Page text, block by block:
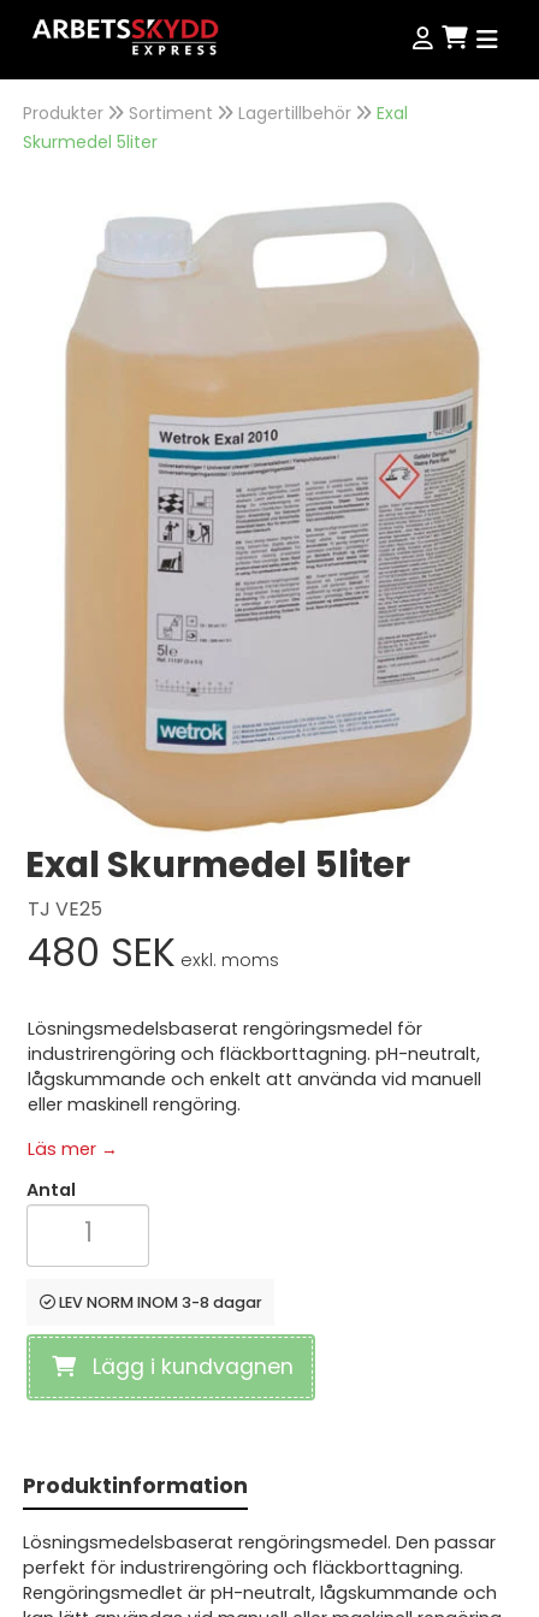
Produkter
Kampanjer
NordWear
Se alla produkter
Produkter
Guider
Storleksguide
Jobba hos oss
Produkter Sortiment Lagertillbehör
Exal
Skurmedel 5liter
Exal Skurmedel 5liter
TJ VE25
480 SEK exkl. moms
Lösningsmedelsbaserat rengöringsmedel för
industrirengöring och fläckborttagning. pH-neutralt,
lågskummande och enkelt att använda vid manuell
eller maskinell rengöring.
Läs mer →
Antal
LEV NORM INOM 3-8 dagar
Lägg i kundvagnen
Produktinformation
Lösningsmedelsbaserat rengöringsmedel. Den passar
perfekt för industrirengöring och fläckborttagning.
Rengöringsmedlet är pH-neutralt, lågskummande och